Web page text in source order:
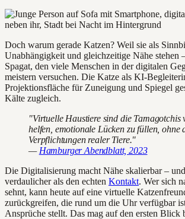
Doch warum gerade Katzen? Weil sie als
Unabhängigkeit und gleichzeitige Nähe stehen
Spagat, den viele Menschen in der digitalen
meistern versuchen. Die Katze als KI-
Projektionsfläche für Zuneigung und Spiegel
Kälte zugleich.
"Virtuelle Haustiere sind die Tamagotchis
helfen, emotionale Lücken zu füllen, ohne
Verpflichtungen realer Tiere."
— Hamburger Abendblatt, 2023
Die Digitalisierung macht Nähe skalierbar –
verdaulicher als den echten Kontakt. Wer sich
sehnt, kann heute auf eine virtuelle
zurückgreifen, die rund um die Uhr verfügbar
Ansprüche stellt. Das mag auf den ersten Blick